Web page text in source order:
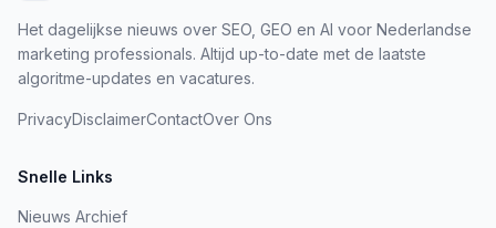
Het dagelijkse nieuws over SEO, GEO en AI voor Nederlandse
marketing professionals. Altijd up-to-date met de laatste
algoritme-updates en vacatures.
PrivacyDisclaimerContactOver Ons
Snelle Links
Nieuws Archief